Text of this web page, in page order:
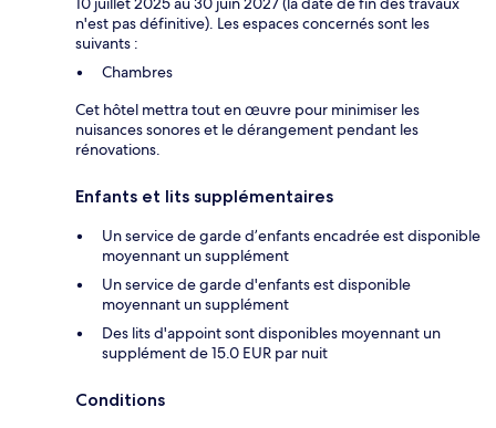
n'est pas définitive). Les espaces concernés sont les
suivants :
Chambres
Cet hôtel mettra tout en œuvre pour minimiser les
nuisances sonores et le dérangement pendant les
rénovations.
Enfants et lits supplémentaires
Un service de garde d’enfants encadrée est disponible
moyennant un supplément
Un service de garde d'enfants est disponible
moyennant un supplément
Des lits d'appoint sont disponibles moyennant un
supplément de 15.0 EUR par nuit
Conditions